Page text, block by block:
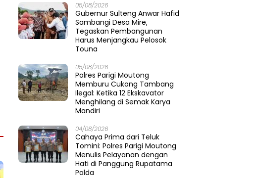
05/08/2026
Gubernur Sulteng Anwar Hafid
Sambangi Desa Mire,
Tegaskan Pembangunan
Harus Menjangkau Pelosok
Touna
05/08/2026
Polres Parigi Moutong
Memburu Cukong Tambang
Ilegal: Ketika 12 Ekskavator
Menghilang di Semak Karya
Mandiri
04/08/2026
Cahaya Prima dari Teluk
Tomini: Polres Parigi Moutong
Menulis Pelayanan dengan
Hati di Panggung Rupatama
Polda